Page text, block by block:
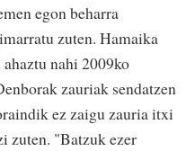
egon beharra
zuten. Hamaika
nahi 2009ko
zauriak sendatzen
ez zaigu zauria itxi
zuten. "Batzuk ezer